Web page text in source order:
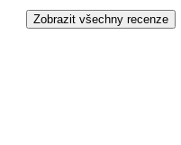
Zobrazit všechny recenze